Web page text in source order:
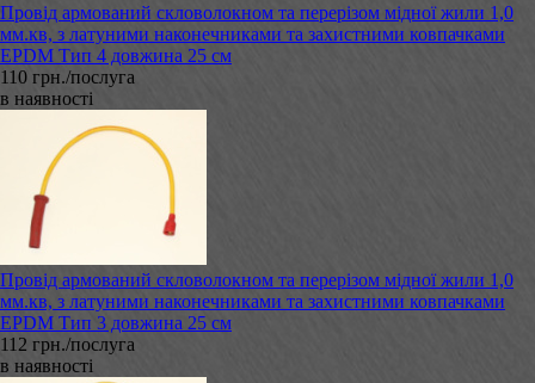
Провід армований скловолокном та перерізом мідної жили 1,0
мм.кв, з латуними наконечниками та захистними ковпачками
EPDM Тип 4 довжина 25 см
110 грн./послуга
в наявності
Провід армований скловолокном та перерізом мідної жили 1,0
мм.кв, з латуними наконечниками та захистними ковпачками
EPDM Тип 3 довжина 25 см
112 грн./послуга
в наявності